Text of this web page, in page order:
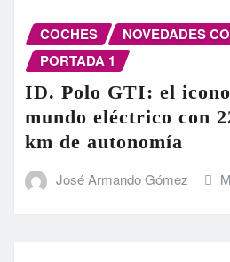
COCHES
NOVEDADES
PORTADA 1
ID. Polo GTI: el
mundo eléctrico con
km de autonomía
José Armando Gómez